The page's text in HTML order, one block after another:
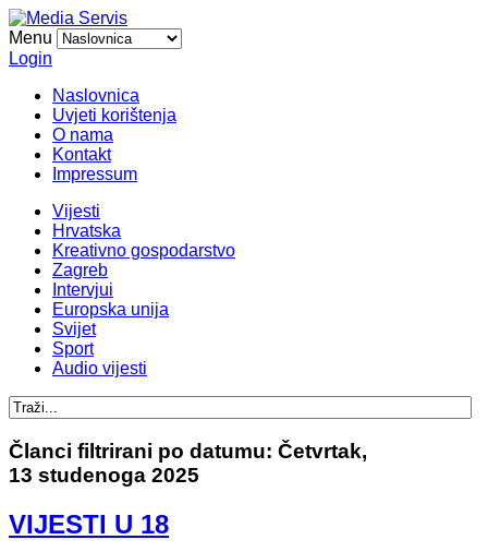
Menu
Login
Naslovnica
Uvjeti korištenja
O nama
Kontakt
Impressum
Vijesti
Hrvatska
Kreativno gospodarstvo
Zagreb
Intervjui
Europska unija
Svijet
Sport
Audio vijesti
Članci filtrirani po datumu: Četvrtak,
13 studenoga 2025
VIJESTI U 18